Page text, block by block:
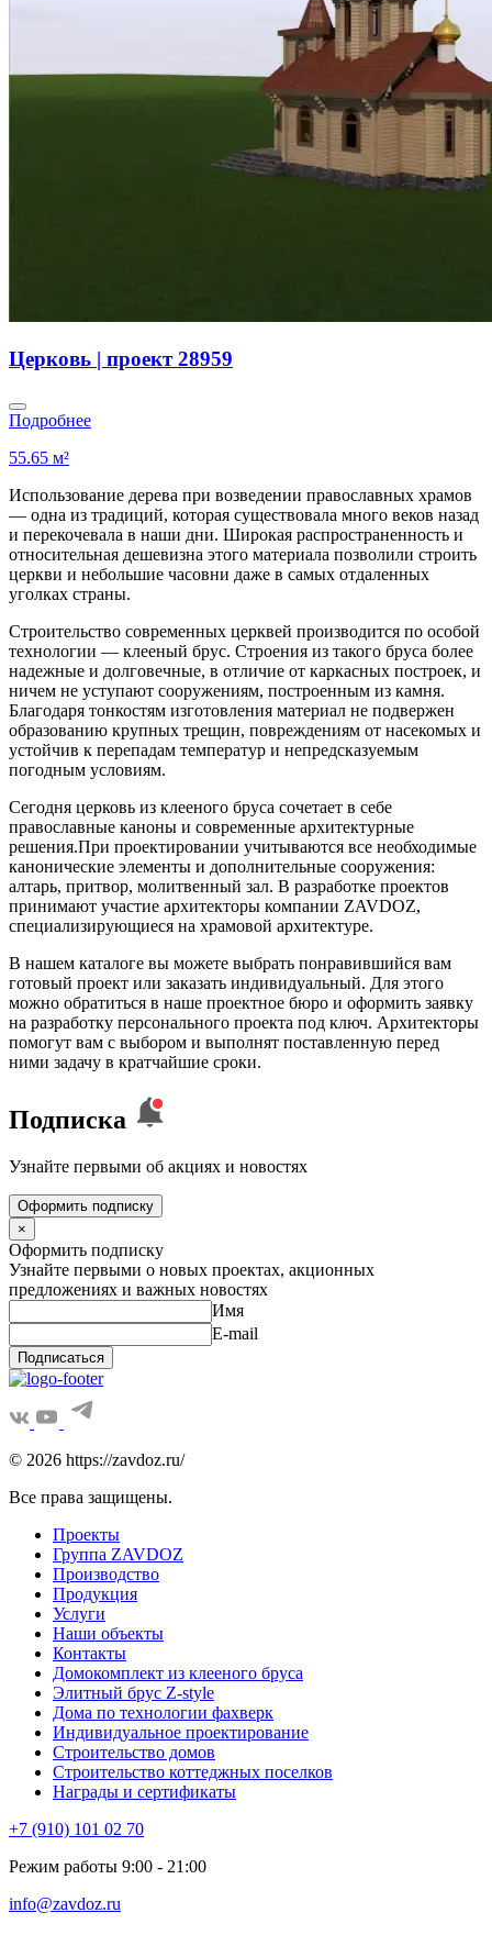
Церковь | проект 28959
Подробнее
55.65 м²
Использование дерева при возведении православных храмов
— одна из традиций, которая существовала много веков назад
и перекочевала в наши дни. Широкая распространенность и
относительная дешевизна этого материала позволили строить
церкви и небольшие часовни даже в самых отдаленных
уголках страны.
Строительство современных церквей производится по особой
технологии — клееный брус. Строения из такого бруса более
надежные и долговечные, в отличие от каркасных построек, и
ничем не уступают сооружениям, построенным из камня.
Благодаря тонкостям изготовления материал не подвержен
образованию крупных трещин, повреждениям от насекомых и
устойчив к перепадам температур и непредсказуемым
погодным условиям.
Сегодня церковь из клееного бруса сочетает в себе
православные каноны и современные архитектурные
решения.При проектировании учитываются все необходимые
канонические элементы и дополнительные сооружения:
алтарь, притвор, молитвенный зал. В разработке проектов
принимают участие архитекторы компании ZAVDOZ,
специализирующиеся на храмовой архитектуре.
В нашем каталоге вы можете выбрать понравившийся вам
готовый проект или заказать индивидуальный. Для этого
можно обратиться в наше проектное бюро и оформить заявку
на разработку персонального проекта под ключ. Архитекторы
помогут вам с выбором и выполнят поставленную перед
ними задачу в кратчайшие сроки.
Подписка
Узнайте первыми об акциях и новостях
Оформить подписку
×
Оформить подписку
Узнайте первыми о новых проектах, акционных
предложениях и важных новостях
Имя
E-mail
Подписаться
© 2026 https://zavdoz.ru/
Все права защищены.
Проекты
Группа ZAVDOZ
Производство
Продукция
Услуги
Наши объекты
Контакты
Домокомплект из клееного бруса
Элитный брус Z-style
Дома по технологии фахверк
Индивидуальное проектирование
Строительство домов
Строительство коттеджных поселков
Награды и сертификаты
+7 (910) 101 02 70
Режим работы 9:00 - 21:00
info@zavdoz.ru